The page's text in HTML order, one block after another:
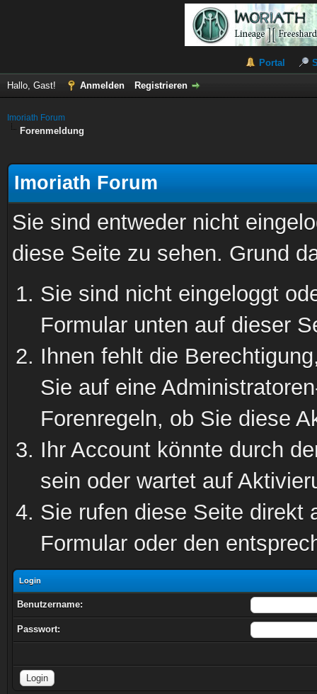
Portal
Hallo, Gast! Anmelden Registrieren
Imoriath Forum
Forenmeldung
Imoriath Forum
Sie sind entweder nicht
diese Seite zu sehen. Grund
Sie sind nicht eingeloggt
Formular unten auf dieser
Ihnen fehlt die
Sie auf eine
Forenregeln, ob Sie diese
Ihr Account könnte durch
sein oder wartet auf
Sie rufen diese Seite direkt
Formular oder den
Login
Benutzername:
Passwort: